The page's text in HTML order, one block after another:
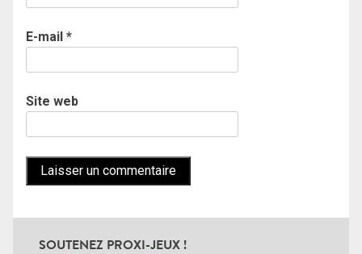
E-mail *
Site web
SOUTENEZ PROXI-JEUX !